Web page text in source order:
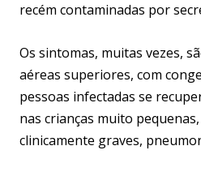
recém contaminadas por
Os sintomas, muitas vezes,
aéreas superiores, com
pessoas infectadas se
nas crianças muito
clinicamente graves,